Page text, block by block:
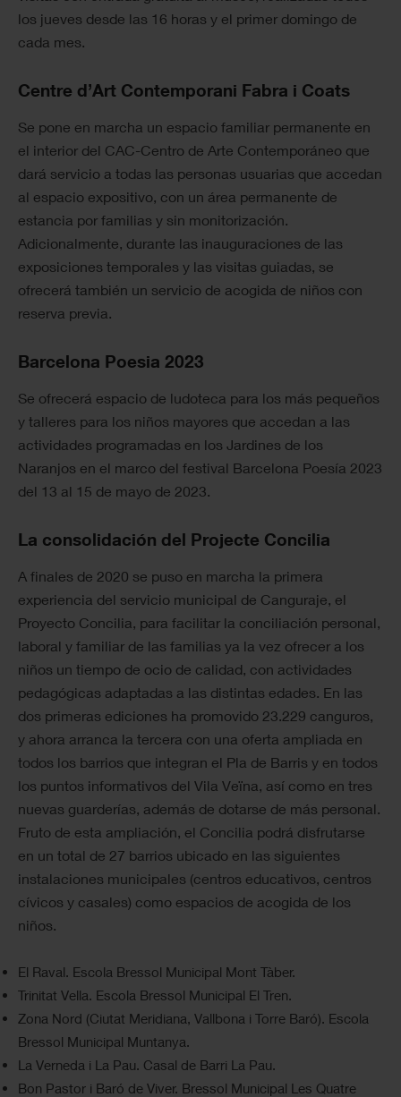
los jueves desde las 16 horas y el primer domingo de
cada mes.
Centre d’Art Contemporani Fabra i Coats
Se pone en marcha un espacio familiar permanente en
el interior del CAC-Centro de Arte Contemporáneo que
dará servicio a todas las personas usuarias que accedan
al espacio expositivo, con un área permanente de
estancia por familias y sin monitorización.
Adicionalmente, durante las inauguraciones de las
exposiciones temporales y las visitas guiadas, se
ofrecerá también un servicio de acogida de niños con
reserva previa.
Barcelona Poesia 2023
Se ofrecerá espacio de ludoteca para los más pequeños
y talleres para los niños mayores que accedan a las
actividades programadas en los Jardines de los
Naranjos en el marco del festival Barcelona Poesía 2023
del 13 al 15 de mayo de 2023.
La consolidación del Projecte Concilia
A finales de 2020 se puso en marcha la primera
experiencia del servicio municipal de Canguraje, el
Proyecto Concilia, para facilitar la conciliación personal,
laboral y familiar de las familias ya la vez ofrecer a los
niños un tiempo de ocio de calidad, con actividades
pedagógicas adaptadas a las distintas edades. En las
dos primeras ediciones ha promovido 23.229 canguros,
y ahora arranca la tercera con una oferta ampliada en
todos los barrios que integran el Pla de Barris y en todos
los puntos informativos del Vila Veïna, así como en tres
nuevas guarderías, además de dotarse de más personal.
Fruto de esta ampliación, el Concilia podrá disfrutarse
en un total de 27 barrios ubicado en las siguientes
instalaciones municipales (centros educativos, centros
cívicos y casales) como espacios de acogida de los
niños.
El Raval. Escola Bressol Municipal Mont Tàber.
Trinitat Vella. Escola Bressol Municipal El Tren.
Zona Nord (Ciutat Meridiana, Vallbona i Torre Baró). Escola
Bressol Municipal Muntanya.
La Verneda i La Pau. Casal de Barri La Pau.
Bon Pastor i Baró de Viver. Bressol Municipal Les Quatre